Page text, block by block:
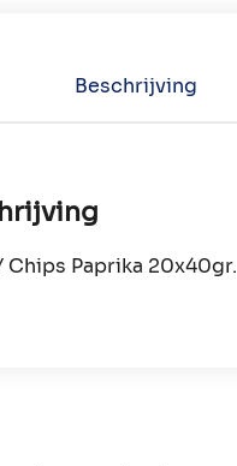
Beschrijving
Chips Paprika 20x40gr.